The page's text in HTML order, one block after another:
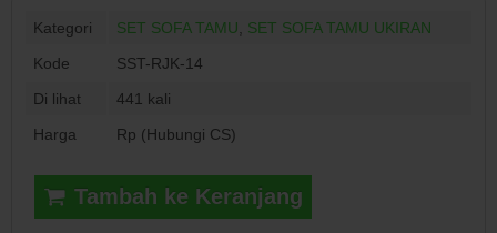
Kategori SET SOFA TAMU
SET SOFA TAMU UKIRAN
Kode
SST-RJK-14
Di lihat
441 kali
Harga
Rp (Hubungi CS)
Tambah ke Keranjang